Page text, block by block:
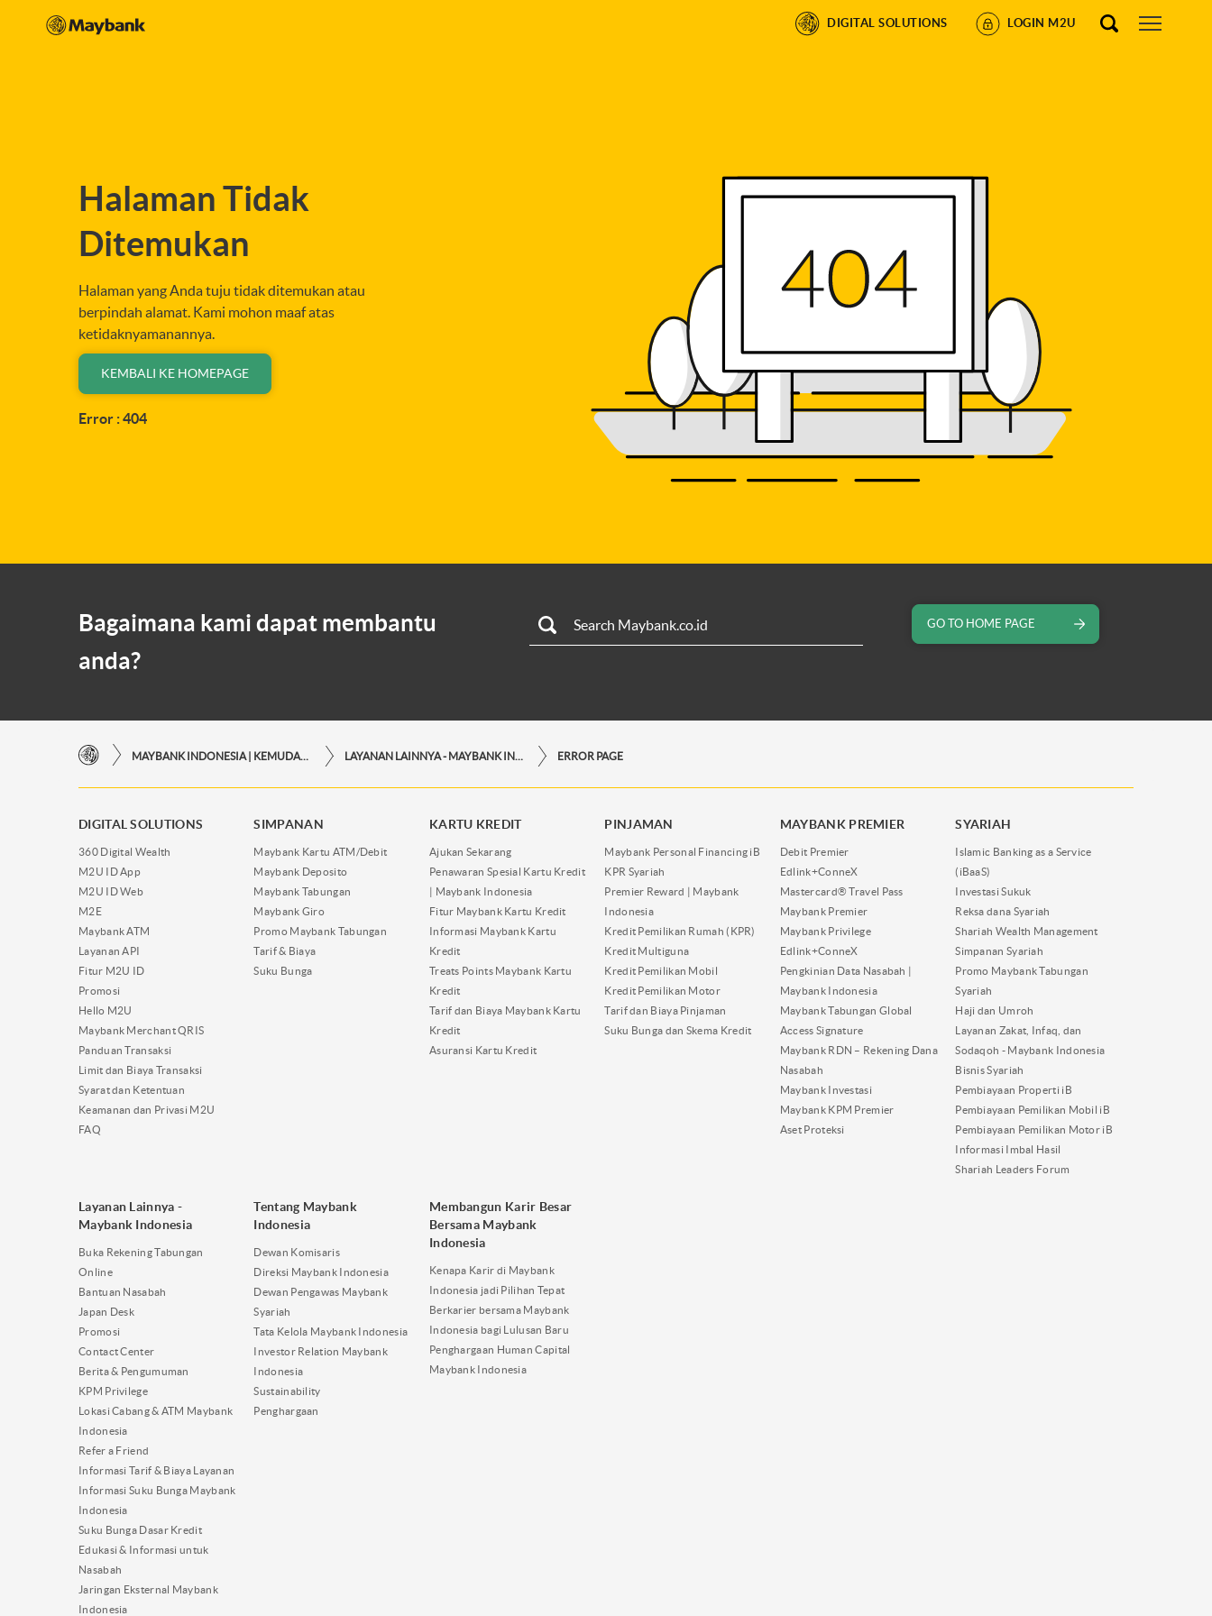
DIGITAL SOLUTIONS LOGIN M2U
Halaman Tidak
Ditemukan
Halaman yang Anda tuju tidak ditemukan atau
berpindah alamat. Kami mohon maaf atas
ketidaknyamanannya.
KEMBALI KE HOMEPAGE
Error : 404
Bagaimana kami dapat membantu
anda?
GO TO HOME PAGE
ERROR PAGE
DIGITAL SOLUTIONS
360 Digital Wealth
M2U ID App
M2U ID Web
M2E
Maybank ATM
Layanan API
Fitur M2U ID
Promosi
Hello M2U
Maybank Merchant QRIS
Panduan Transaksi
Limit dan Biaya Transaksi
Syarat dan Ketentuan
Keamanan dan Privasi M2U
FAQ
SIMPANAN
Maybank Kartu ATM/Debit
Maybank Deposito
Maybank Tabungan
Maybank Giro
Promo Maybank Tabungan
Tarif & Biaya
Suku Bunga
KARTU KREDIT
Ajukan Sekarang
Penawaran Spesial Kartu Kredit
| Maybank Indonesia
Fitur Maybank Kartu Kredit
Informasi Maybank Kartu
Kredit
Treats Points Maybank Kartu
Kredit
Tarif dan Biaya Maybank Kartu
Kredit
Asuransi Kartu Kredit
PINJAMAN
Maybank Personal Financing iB
KPR Syariah
Premier Reward | Maybank
Indonesia
Kredit Pemilikan Rumah (KPR)
Kredit Multiguna
Kredit Pemilikan Mobil
Kredit Pemilikan Motor
Tarif dan Biaya Pinjaman
Suku Bunga dan Skema Kredit
MAYBANK PREMIER
Debit Premier
Edlink+ConneX
Mastercard® Travel Pass
Maybank Premier
Maybank Privilege
Edlink+ConneX
Pengkinian Data Nasabah |
Maybank Indonesia
Maybank Tabungan Global
Access Signature
Maybank RDN – Rekening Dana
Nasabah
Maybank Investasi
Maybank KPM Premier
Aset Proteksi
SYARIAH
Islamic Banking as a Service
(iBaaS)
Investasi Sukuk
Reksa dana Syariah
Shariah Wealth Management
Simpanan Syariah
Promo Maybank Tabungan
Syariah
Haji dan Umroh
Layanan Zakat, Infaq, dan
Sodaqoh - Maybank Indonesia
Bisnis Syariah
Pembiayaan Properti iB
Pembiayaan Pemilikan Mobil iB
Pembiayaan Pemilikan Motor iB
Informasi Imbal Hasil
Shariah Leaders Forum
Layanan Lainnya -
Maybank Indonesia
Buka Rekening Tabungan
Online
Bantuan Nasabah
Japan Desk
Promosi
Contact Center
Berita & Pengumuman
KPM Privilege
Lokasi Cabang & ATM Maybank
Indonesia
Refer a Friend
Informasi Tarif & Biaya Layanan
Informasi Suku Bunga Maybank
Indonesia
Suku Bunga Dasar Kredit
Edukasi & Informasi untuk
Nasabah
Jaringan Eksternal Maybank
Indonesia
Tentang Maybank
Indonesia
Dewan Komisaris
Direksi Maybank Indonesia
Dewan Pengawas Maybank
Syariah
Tata Kelola Maybank Indonesia
Investor Relation Maybank
Indonesia
Sustainability
Penghargaan
Membangun Karir Besar
Bersama Maybank
Indonesia
Kenapa Karir di Maybank
Indonesia jadi Pilihan Tepat
Berkarier bersama Maybank
Indonesia bagi Lulusan Baru
Penghargaan Human Capital
Maybank Indonesia